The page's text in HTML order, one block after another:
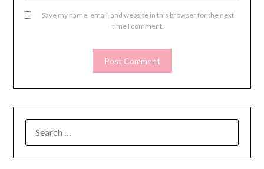
Save my name, email, and website in this browser for the next
time I comment.
FOR: